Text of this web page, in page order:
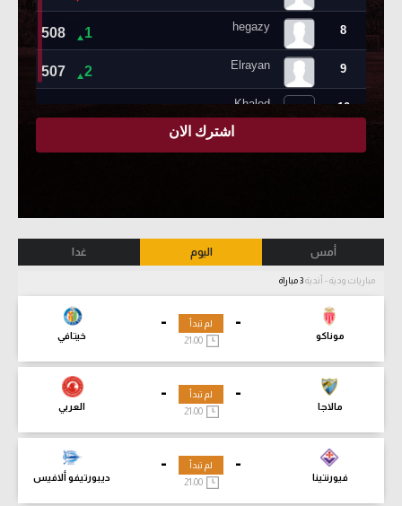
أمس اليوم غدا
مباريات ودية - أندية
-
موناكو
-
خيتافي
لم تبدأ
21:00
-
مالاجا
-
العربي
لم تبدأ
21:00
-
فيورنتينا
-
ديبورتيفو ألافيس
لم تبدأ
21:00